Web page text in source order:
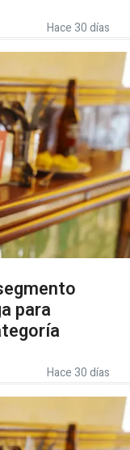
Hace 30 días
para
Hace 30 días